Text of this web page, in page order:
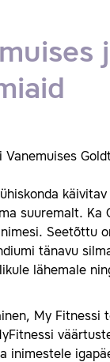
suuremalt. Ka
Seetõttu
tänavu
lähemale
My
inimestele